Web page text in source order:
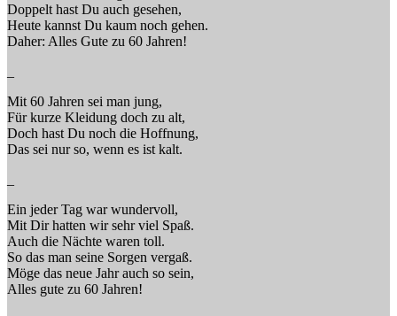
Doppelt hast Du auch gesehen,
Heute kannst Du kaum noch gehen.
Daher: Alles Gute zu 60 Jahren!
Mit 60 Jahren sei man jung,
Für kurze Kleidung doch zu alt,
Doch hast Du noch die Hoffnung,
Das sei nur so, wenn es ist kalt.
Ein jeder Tag war wundervoll,
Mit Dir hatten wir sehr viel Spaß.
Auch die Nächte waren toll.
So das man seine Sorgen vergaß.
Möge das neue Jahr auch so sein,
Alles gute zu 60 Jahren!